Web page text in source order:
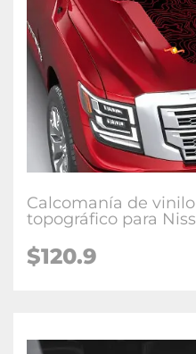
Calcomanía de
topográfico para
$120.9